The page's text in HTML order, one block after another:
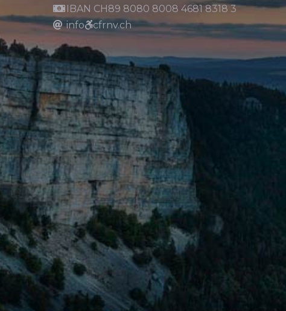
IBAN CH89 8080 8008 4681 8318 3
info
cfrnv.ch